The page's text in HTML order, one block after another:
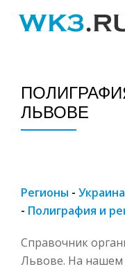
ЛЬВОВЕ
Регионы - Украина
- Полиграфия и
Справочник
Львове. На нашем